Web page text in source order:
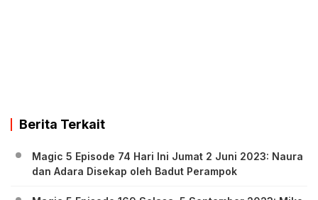
Berita Terkait
Magic 5 Episode 74 Hari Ini Jumat 2 Juni 2023: Naura
dan Adara Disekap oleh Badut Perampok